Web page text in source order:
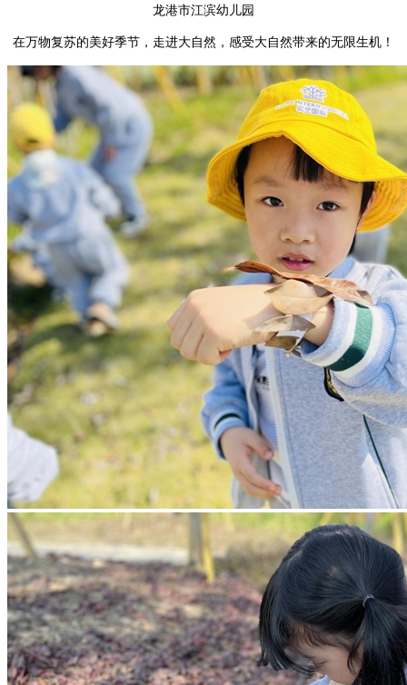
龙港市江滨幼儿园
在万物复苏的美好季节，走进大自然，感受大自然带来的无限生机！